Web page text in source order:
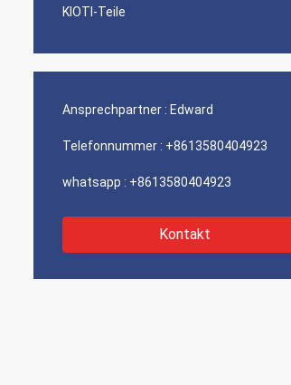
KIOTI-Teile
Ansprechpartner : Edward
Telefonnummer : +8613580404923
whatsapp : +8613580404923
Kontakt